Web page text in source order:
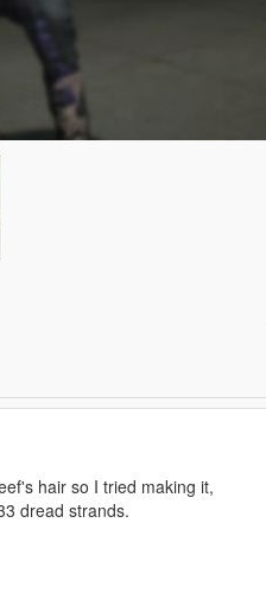
hair so I tried making it,
dread strands.